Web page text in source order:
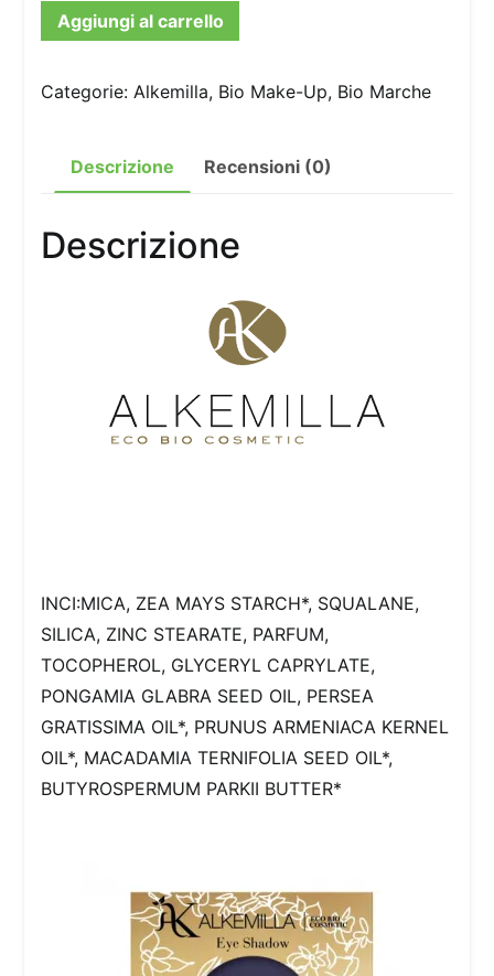
Aggiungi al carrello
Categorie:Alkemilla, Bio Make-Up, Bio Marche
Descrizione Recensioni (0)
Descrizione
INCI:MICA, ZEA MAYS STARCH*, SQUALANE,
SILICA, ZINC STEARATE, PARFUM,
TOCOPHEROL, GLYCERYL CAPRYLATE,
PONGAMIA GLABRA SEED OIL, PERSEA
GRATISSIMA OIL*, PRUNUS ARMENIACA KERNEL
OIL*, MACADAMIA TERNIFOLIA SEED OIL*,
BUTYROSPERMUM PARKII BUTTER*